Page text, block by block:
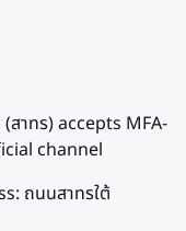
สาทร) accepts MFA-
channel
ถนนสาทรใต้